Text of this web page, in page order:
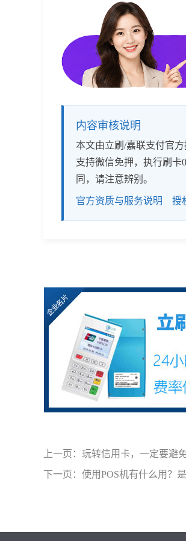
内容审核说明
本文由立刷/嘉联支付官
支持微信免押，执行刷卡
同，请注意辨别。
官方资质与服务说明 授
上一页： 玩转信用卡，一定要避免
下一页： 使用POS机有什么用？